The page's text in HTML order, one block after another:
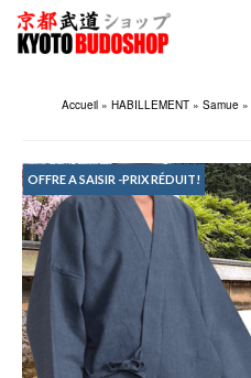
Accueil » HABILLEMENT » Samue »
OFFRE A SAISIR -PRIX RÉDUIT!